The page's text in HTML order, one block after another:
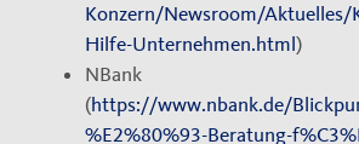
Konzern/Newsroom/Aktuelles/
Hilfe-Unternehmen.html)
NBank
(https://www.nbank.de/
%E2%80%93-Beratung-